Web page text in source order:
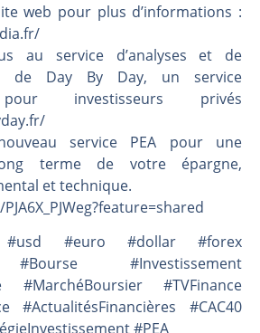
web pour plus d’informations :
au service d’analyses et de
de Day By Day, un service
pour investisseurs privés
service PEA pour une
terme de votre épargne,
et technique.
#euro #dollar #forex
#Investissement
#MarchéBoursier #TVFinance
#ActualitésFinancières #CAC40
#PEA